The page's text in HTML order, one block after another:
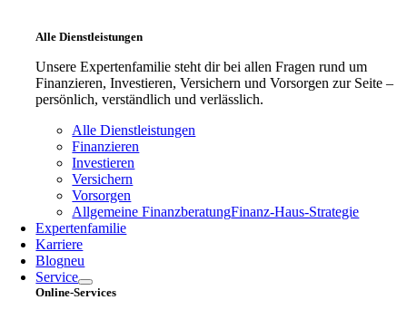
Alle Dienstleistungen
Unsere Expertenfamilie steht dir bei allen Fragen rund um
Finanzieren, Investieren, Versichern und Vorsorgen zur Seite –
persönlich, verständlich und verlässlich.
Alle Dienstleistungen
Finanzieren
Investieren
Versichern
Vorsorgen
Allgemeine FinanzberatungFinanz‑Haus‑Strategie
Expertenfamilie
Karriere
Blogneu
Service
Online-Services